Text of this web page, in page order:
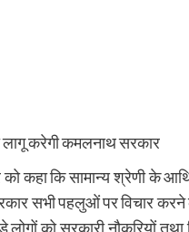
लागू करेगी कमलनाथ सरकार
कहा कि सामान्य श्रेणी के
सभी पहलुओं पर विचार
को सरकारी नौकरियों